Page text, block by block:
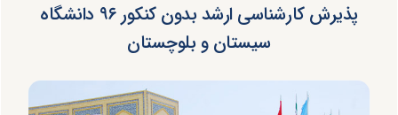
پذیرش کارشناسی ارشد بدون کنکور ۹۶ دانشگاه
سیستان و بلوچستان